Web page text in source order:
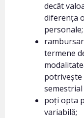
decât
diferența
personale;
termene
potrivește
semestrial
poți opta
variabilă;